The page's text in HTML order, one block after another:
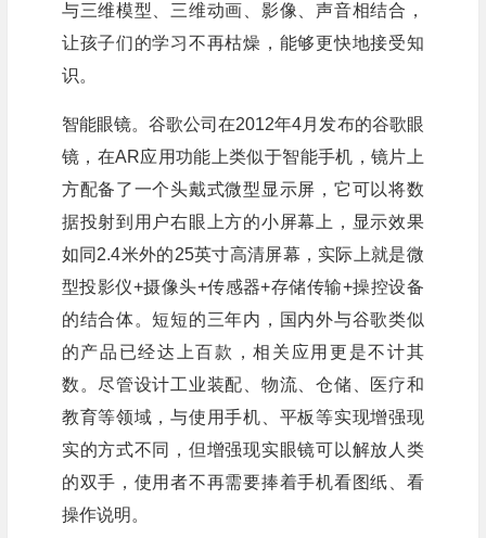
与三维模型、三维动画、影像、声音相结合，
让孩子们的学习不再枯燥，能够更快地接受知
识。
智能眼镜。谷歌公司在2012年4月发布的谷歌眼
镜，在AR应用功能上类似于智能手机，镜片上
方配备了一个头戴式微型显示屏，它可以将数
据投射到用户右眼上方的小屏幕上，显示效果
如同2.4米外的25英寸高清屏幕，实际上就是微
型投影仪+摄像头+传感器+存储传输+操控设备
的结合体。短短的三年内，国内外与谷歌类似
的产品已经达上百款，相关应用更是不计其
数。尽管设计工业装配、物流、仓储、医疗和
教育等领域，与使用手机、平板等实现增强现
实的方式不同，但增强现实眼镜可以解放人类
的双手，使用者不再需要捧着手机看图纸、看
操作说明。